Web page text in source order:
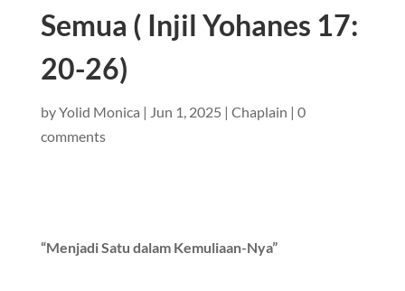
Semua ( Injil Yohanes 17:
20-26)
byYolid Monica | Jun 1, 2025 | Chaplain | 0
comments
“Menjadi Satu dalam Kemuliaan-Nya”